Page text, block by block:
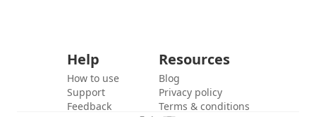
Help
How to use
Support
Feedback
Resources
Blog
Privacy policy
Terms & conditions